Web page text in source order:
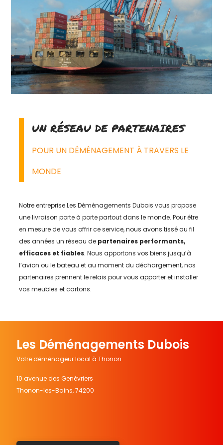
UN RÉSEAU DE PARTENAIRES
POUR UN DÉMÉNAGEMENT À TRAVERS LE
MONDE
Notre entreprise Les Déménagements Dubois vous propose
une livraison porte à porte partout dans le monde. Pour être
en mesure de vous offrir ce service, nous avons tissé au fil
des années un réseau de partenaires performants,
efficaces et fiables. Nous apportons vos biens jusqu’à
l’avion ou le bateau et au moment du déchargement, nos
partenaires prennent le relais pour vous apporter et installer
vos meubles et cartons.
Les Déménagements Dubois
Votre déménageur local à Thonon
10 avenue des Genévriers
Thonon-les-Bains,74200